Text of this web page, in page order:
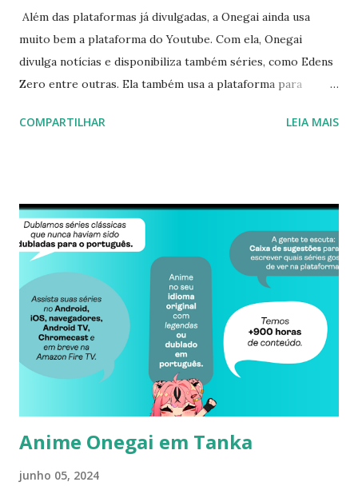
Além das plataformas já divulgadas, a Onegai ainda usa
muito bem a plataforma do Youtube. Com ela, Onegai
divulga notícias e disponibiliza também séries, como Edens
Zero entre outras. Ela também usa a plataforma para
espanhol e o outro em português. Se achou interessante
COMPARTILHAR LEIA MAIS
Anime Onegai em Tanka
junho 05, 2024